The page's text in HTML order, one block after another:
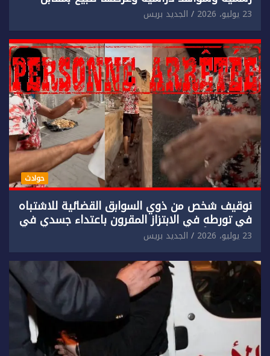
مادي.
23 يوليو، 2026 الجديد بريس
حوادث
توقيف شخص من ذوي السوابق القضائية للاشتباه
في تورطه في الابتزاز المقرون باعتداء جسدي في
حق سائح أجنبي.
23 يوليو، 2026 الجديد بريس